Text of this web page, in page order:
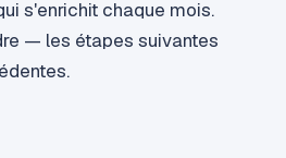
s'enrichit chaque mois.
— les étapes suivantes